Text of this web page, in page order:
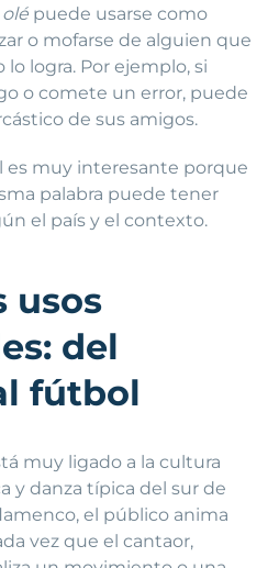
olé puede usarse como
o mofarse de alguien que
logra. Por ejemplo, si
o comete un error, puede
de sus amigos.
es muy interesante porque
palabra puede tener
el país y el contexto.
usos
del
fútbol
muy ligado a la cultura
y danza típica del sur de
el público anima
vez que el cantaor,